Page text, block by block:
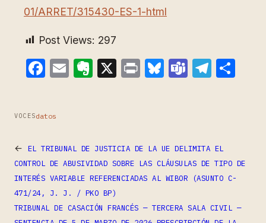
01/ARRET/315430-ES-1-html
Post Views: 297
Facebook
EmailEvernote
X PrintBluesky
Teams
VOCESdatos
←
EL TRIBUNAL DE JUSTICIA DE LA UE DELIMITA EL
CONTROL DE ABUSIVIDAD SOBRE LAS CLÁUSULAS DE TIPO DE
INTERÉS VARIABLE REFERENCIADAS AL WIBOR (ASUNTO C-
471/24, J. J. / PKO BP)
TRIBUNAL DE CASACIÓN FRANCÉS — TERCERA SALA CIVIL —